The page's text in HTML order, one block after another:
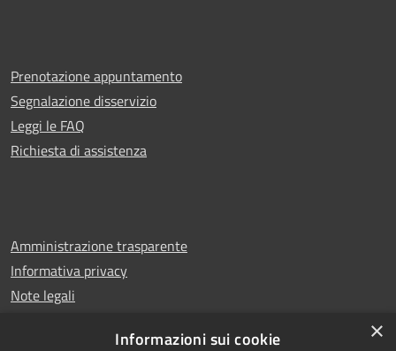
Prenotazione appuntamento
Segnalazione disservizio
Leggi le FAQ
Richiesta di assistenza
Amministrazione trasparente
Informativa privacy
Note legali
×
Informazioni sui cookie